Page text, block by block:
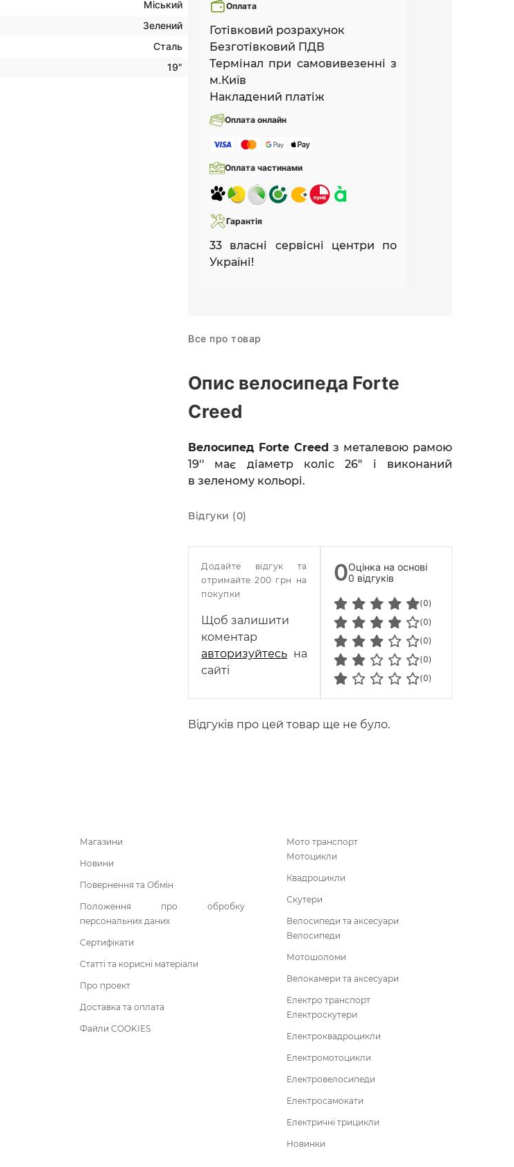
Міський
Зелений
Сталь
19"
Оплата
Готівковий розрахунок
Безготівковий ПДВ
Термінал при самовивезенні з
м.Київ
Накладений платіж
Оплата онлайн
Оплата частинами
Гарантія
33 власні сервісні центри по
Україні!
Все про товар
Опис велосипеда Forte
Creed
Велосипед Forte Creedз металевою рамою
19'' має діаметр коліс 26" і виконаний
в зеленому кольорі.
Відгуки (0)
Додайте відгук та
отримайте 200 грн на
покупки
Щоб залишити
коментар
авторизуйтесь на
сайті
0Оцінка на основі
0 відгуків
(0)
(0)
(0)
(0)
(0)
Відгуків про цей товар ще не було.
Магазини
Новини
Повернення та Обмін
Положення про обробку
персональних даних
Сертифікати
Статті та корисні матеріали
Про проект
Доставка та оплата
Файли COOKIES
Мото транспорт
Мотоцикли
Квадроцикли
Скутери
Велосипеди та аксесуари
Велосипеди
Мотошоломи
Велокамери та аксесуари
Електро транспорт
Електроскутери
Електроквадроцикли
Електромотоцикли
Електровелосипеди
Електросамокати
Електричні трицикли
Новинки